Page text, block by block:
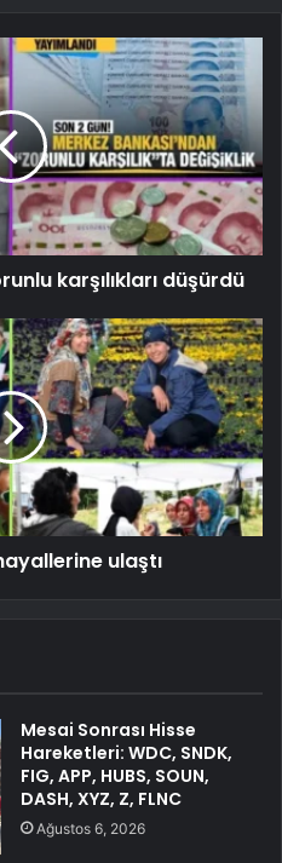
karşılıkları düşürdü
ulaştı
Mesai Sonrası Hisse
Hareketleri: WDC, SNDK,
FIG, APP, HUBS, SOUN,
DASH, XYZ, Z, FLNC
Ağustos 6, 2026